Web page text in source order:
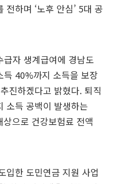
하며 ‘노후 안심’ 5대 공
자 생계급여에 경남도
득 40%까지 소득을 보장
진하겠다고 밝혔다. 퇴직
소득 공백이 발생하는
으로 건강보험료 전액
입한 도민연금 지원 사업